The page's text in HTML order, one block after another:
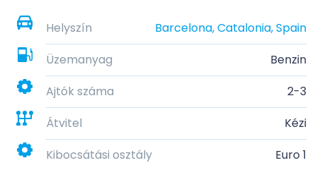
Helyszín
Barcelona, Catalonia, Spain
Üzemanyag
Benzin
Ajtók száma
2-3
Átvitel
Kézi
Kibocsátási osztály
Euro 1